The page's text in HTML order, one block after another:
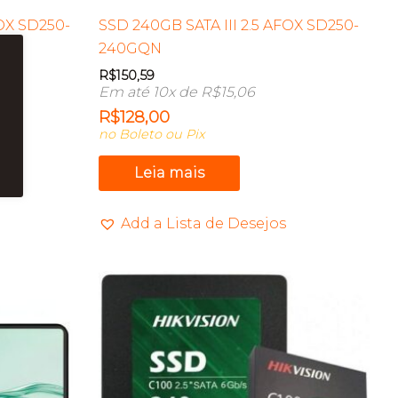
SD250-
SSD 240GB SATA III 2.5 AFOX SD250-
240GQN
R$150,59
Em até 10x de R$15,06
R$128,00
no Boleto ou Pix
Leia mais
Add a Lista de Desejos